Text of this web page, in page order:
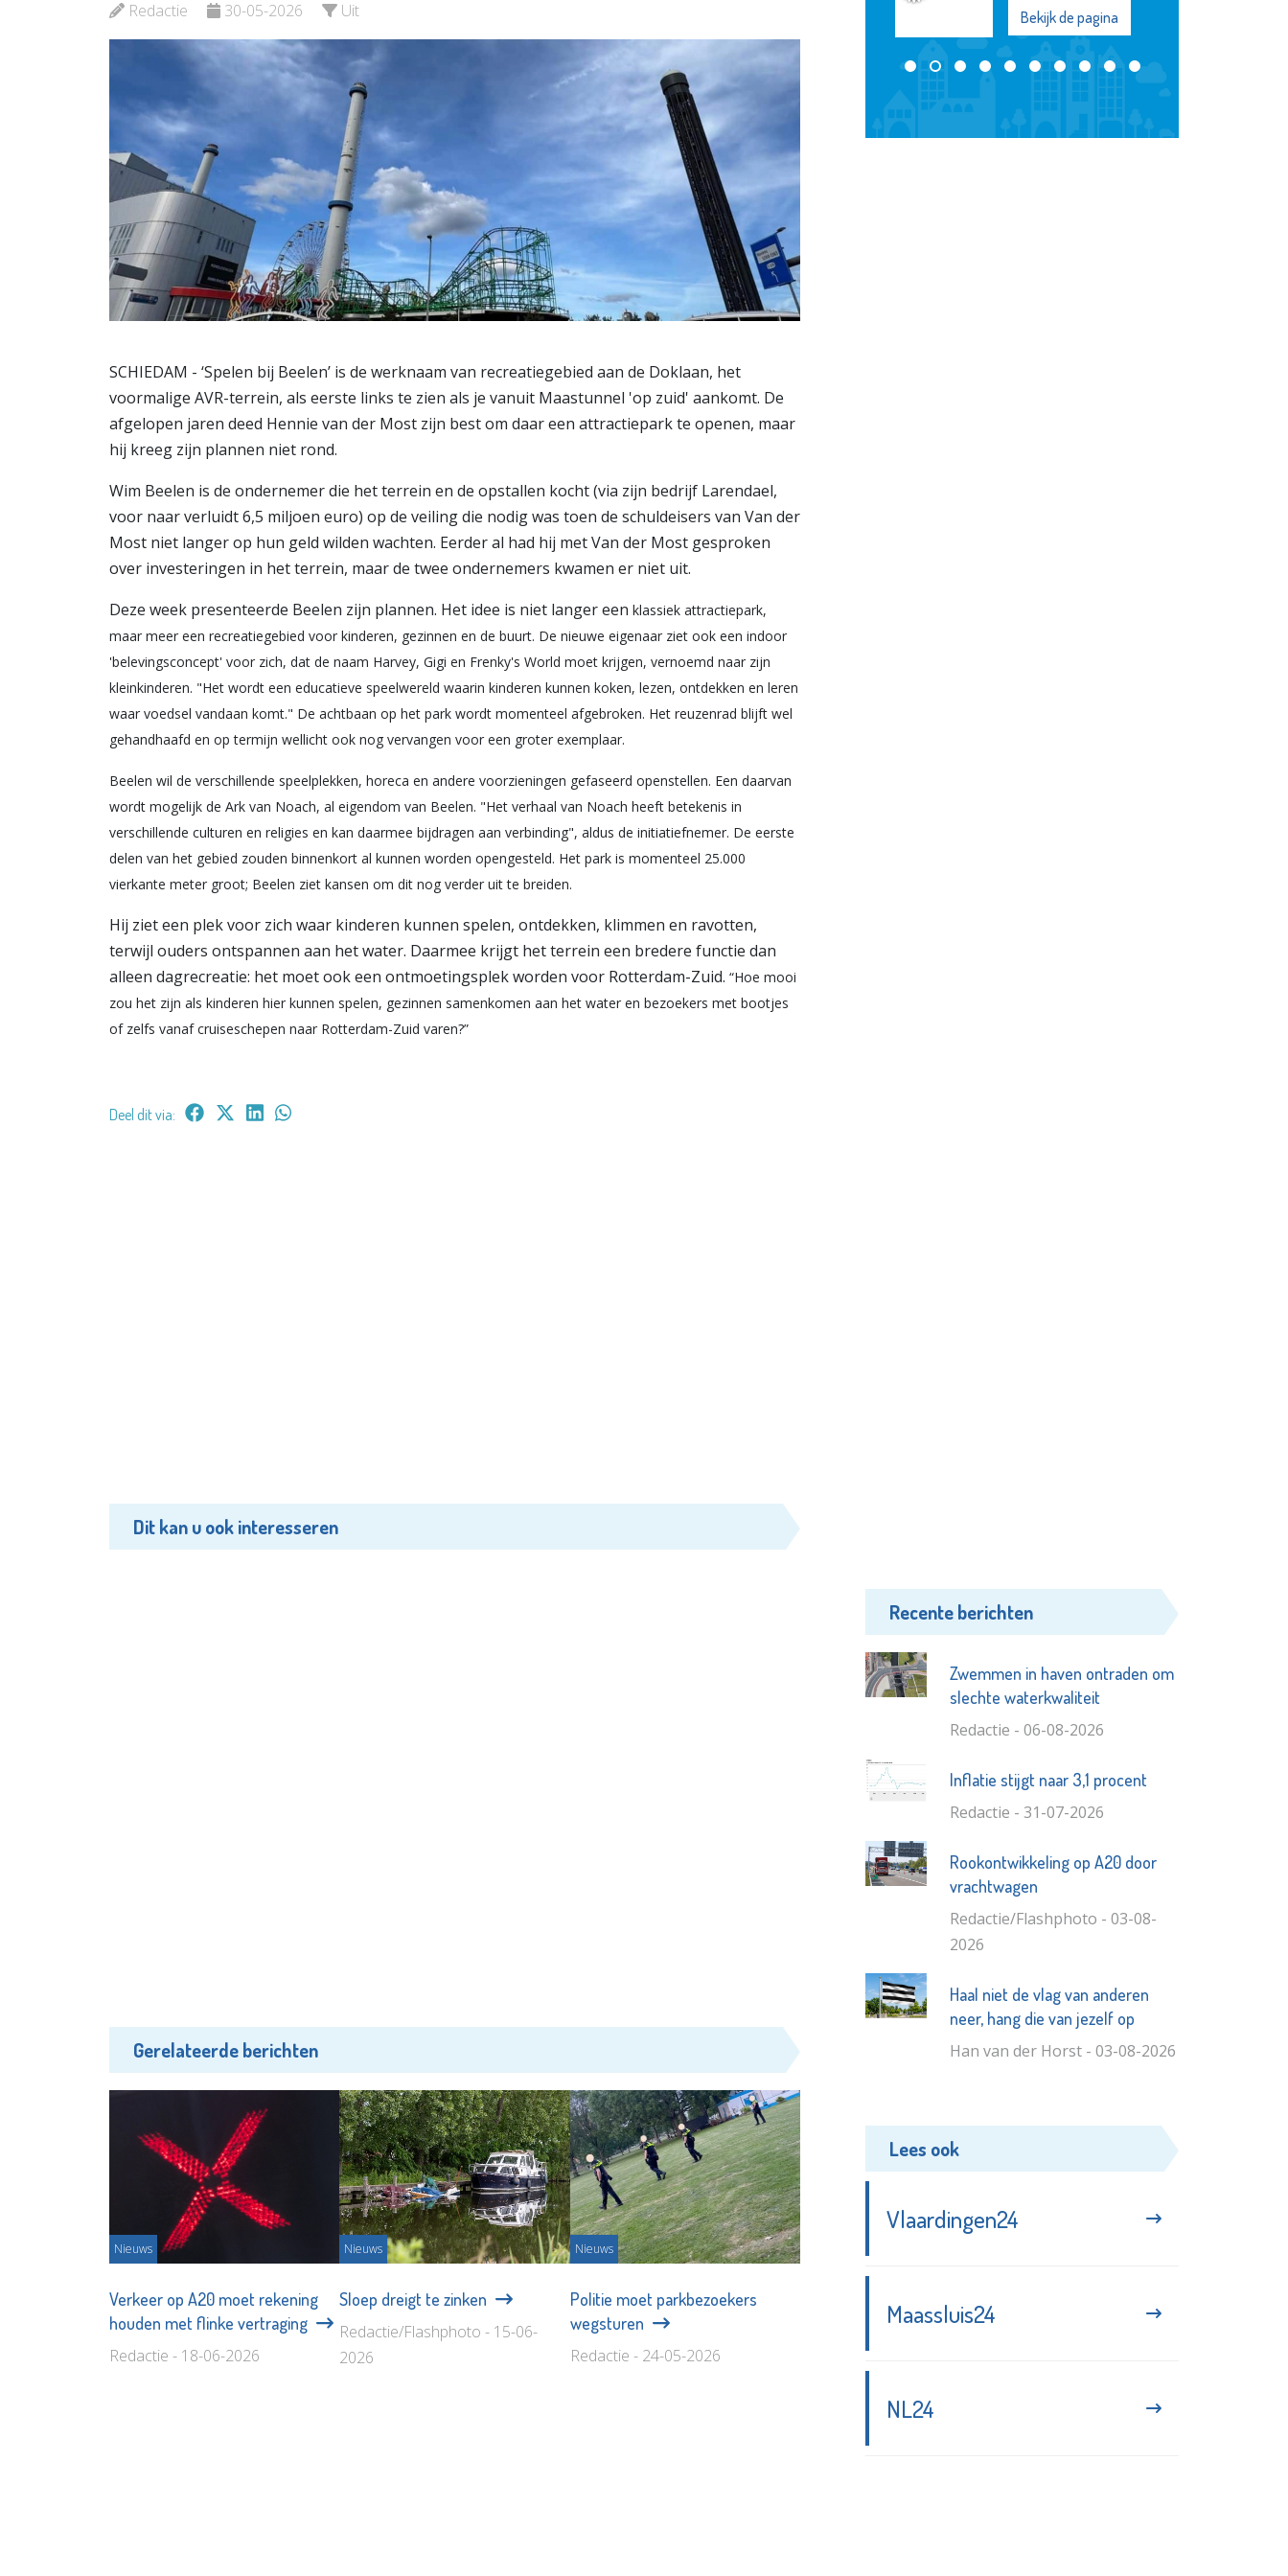
Redactie 30-05-2026 Uit
SCHIEDAM - ‘Spelen bij Beelen’ is de werknaam van recreatiegebied aan de Doklaan, het
voormalige AVR-terrein, als eerste links te zien als je vanuit Maastunnel 'op zuid' aankomt. De
afgelopen jaren deed Hennie van der Most zijn best om daar een attractiepark te openen, maar
hij kreeg zijn plannen niet rond.
Wim Beelen is de ondernemer die het terrein en de opstallen kocht (via zijn bedrijf Larendael,
voor naar verluidt 6,5 miljoen euro) op de veiling die nodig was toen de schuldeisers van Van der
Most niet langer op hun geld wilden wachten. Eerder al had hij met Van der Most gesproken
over investeringen in het terrein, maar de twee ondernemers kwamen er niet uit.
Deze week presenteerde Beelen zijn plannen. Het idee is niet langer een klassiek attractiepark,
maar meer een recreatiegebied voor kinderen, gezinnen en de buurt. De nieuwe eigenaar ziet ook een indoor
'belevingsconcept' voor zich, dat de naam Harvey, Gigi en Frenky's World moet krijgen, vernoemd naar zijn
kleinkinderen. "Het wordt een educatieve speelwereld waarin kinderen kunnen koken, lezen, ontdekken en leren
waar voedsel vandaan komt." De achtbaan op het park wordt momenteel afgebroken. Het reuzenrad blijft wel
gehandhaafd en op termijn wellicht ook nog vervangen voor een groter exemplaar.
Beelen wil de verschillende speelplekken, horeca en andere voorzieningen gefaseerd openstellen. Een daarvan
wordt mogelijk de Ark van Noach, al eigendom van Beelen. "Het verhaal van Noach heeft betekenis in
verschillende culturen en religies en kan daarmee bijdragen aan verbinding", aldus de initiatiefnemer. De eerste
delen van het gebied zouden binnenkort al kunnen worden opengesteld. Het park is momenteel 25.000
vierkante meter groot; Beelen ziet kansen om dit nog verder uit te breiden.
Hij ziet een plek voor zich waar kinderen kunnen spelen, ontdekken, klimmen en ravotten,
terwijl ouders ontspannen aan het water. Daarmee krijgt het terrein een bredere functie dan
alleen dagrecreatie: het moet ook een ontmoetingsplek worden voor Rotterdam-Zuid. “Hoe mooi
zou het zijn als kinderen hier kunnen spelen, gezinnen samenkomen aan het water en bezoekers met bootjes
of zelfs vanaf cruiseschepen naar Rotterdam-Zuid varen?”
Deel dit via:
Dit kan u ook interesseren
Gerelateerde berichten
Nieuws
Verkeer op A20 moet rekening
houden met flinke vertraging
Redactie - 18-06-2026
Nieuws
Sloep dreigt te zinken
Redactie/Flashphoto - 15-06-
2026
Nieuws
Politie moet parkbezoekers
wegsturen
Redactie - 24-05-2026
Bekijk de pagina
Bekijk de pagina
Recente berichten
Zwemmen in haven ontraden om
slechte waterkwaliteit
Redactie - 06-08-2026
Inflatie stijgt naar 3,1 procent
Redactie - 31-07-2026
Rookontwikkeling op A20 door
vrachtwagen
Redactie/Flashphoto - 03-08-
2026
Haal niet de vlag van anderen
neer, hang die van jezelf op
Han van der Horst - 03-08-2026
Lees ook
Vlaardingen24
Maassluis24
NL24